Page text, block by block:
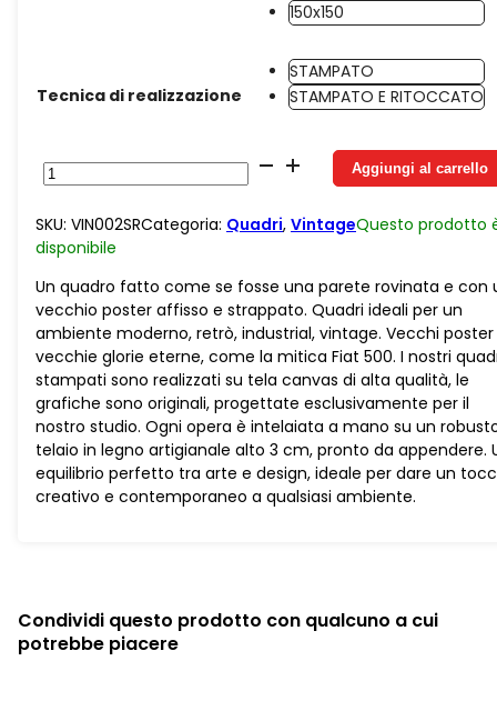
150x150
Tecnica di realizzazione
STAMPATO
STAMPATO E RITOCCATO
Industrial
Vintage
Poster
Fiat
500
quantità
Aggiungi al carrello
SKU: VIN002SRCategoria: Quadri, VintageQuesto prodotto
disponibile
Un quadro fatto come se fosse una parete rovinata e con
vecchio poster affisso e strappato. Quadri ideali per un
ambiente moderno, retrò, industrial, vintage. Vecchi poster
vecchie glorie eterne, come la mitica Fiat 500. I nostri
stampati sono realizzati su tela canvas di alta qualità, le
grafiche sono originali, progettate esclusivamente per il
nostro studio. Ogni opera è intelaiata a mano su un
telaio in legno artigianale alto 3 cm, pronto da appendere.
equilibrio perfetto tra arte e design, ideale per dare un
creativo e contemporaneo a qualsiasi ambiente.
Condividi questo prodotto con qualcuno a cui
potrebbe piacere